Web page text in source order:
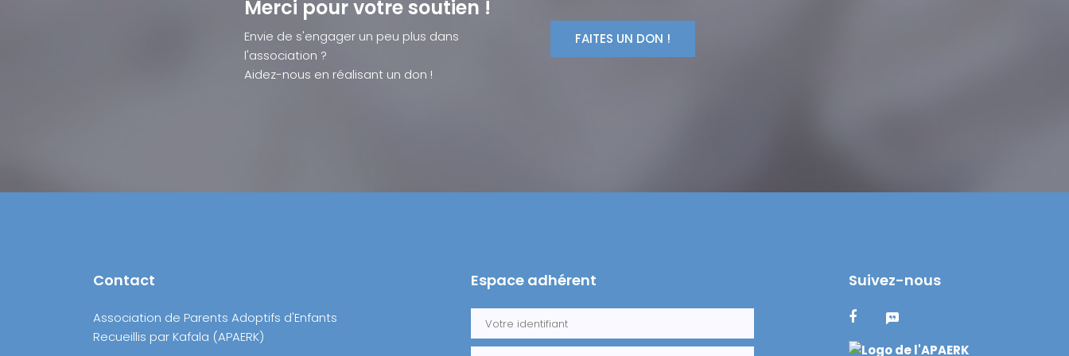
Merci pour votre soutien !
Envie de s'engager un peu plus dans
l'association ?
Aidez-nous en réalisant un don !
Contact
Association de Parents Adoptifs d'Enfants
Recueillis par Kafala (APAERK)
Espace adhérent Suivez-nous